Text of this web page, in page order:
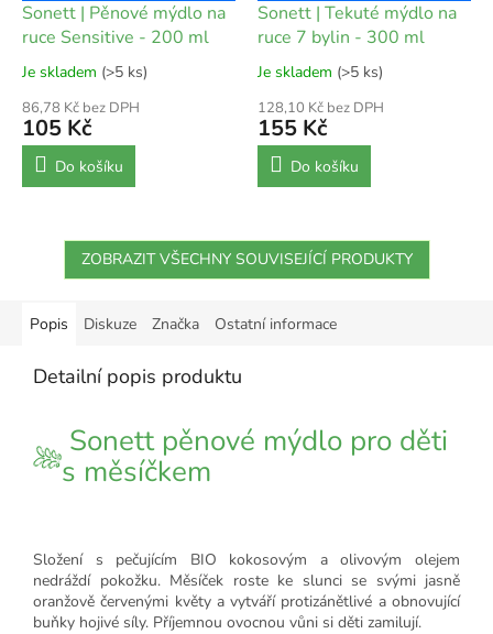
Sonett | Pěnové mýdlo na
ruce Sensitive - 200 ml
Je skladem (>5 ks)
86,78 Kč bez DPH
105 Kč
Do košíku
Sonett | Tekuté mýdlo na
ruce 7 bylin - 300 ml
Je skladem (>5 ks)
128,10 Kč bez DPH
155 Kč
Do košíku
ZOBRAZIT VŠECHNY SOUVISEJÍCÍ PRODUKTY
Popis Diskuze Značka Ostatní informace
Detailní popis produktu
Sonett pěnové mýdlo pro děti
s měsíčkem
Složení s pečujícím BIO kokosovým a olivovým olejem
nedráždí pokožku. Měsíček roste ke slunci se svými jasně
oranžově červenými květy a vytváří protizánětlivé a obnovující
buňky hojivé síly. Příjemnou ovocnou vůni si děti zamilují.